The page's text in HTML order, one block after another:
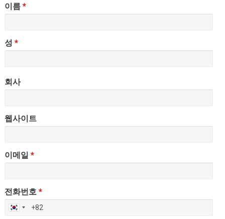
이름 *
성 *
회사
웹사이트
이메일 *
전화번호 *